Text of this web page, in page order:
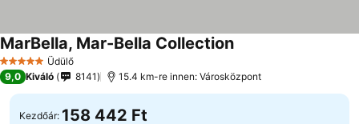
5 KategóriaÜdülő
MarBella, Mar-Bella Collection
9,0 Kiváló 8141 15.4 km-re innen: Városközpont
Kezdőár: 158 442 Ft